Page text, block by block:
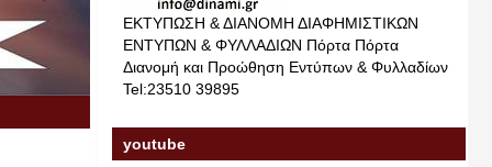
ΕΚΤΥΠΩΣΗ & ΔΙΑΝΟΜΗ ΔΙΑΦΗΜΙΣΤΙΚΩΝ
ΕΝΤΥΠΩΝ & ΦΥΛΛΑΔΙΩΝ Πόρτα Πόρτα
Διανομή και Προώθηση Εντύπων & Φυλλαδίων
Tel:23510 39895
youtube